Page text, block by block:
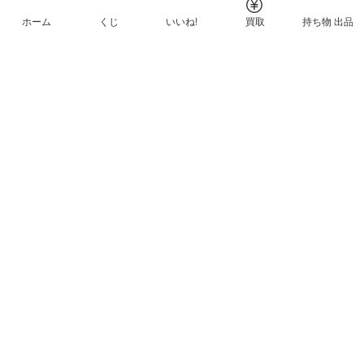
ホーム くじ いいね! 買取 持ち物 出品